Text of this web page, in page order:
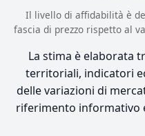
Il livello di affidabilità è
fascia di prezzo rispetto al
La stima è elaborata
territoriali, indicatori
delle variazioni di
riferimento informativo